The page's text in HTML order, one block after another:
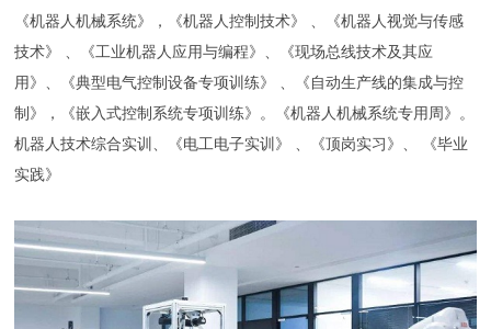
《机器人机械系统》，《机器人控制技术》 、《机器人视觉与传感
技术》 、《工业机器人应用与编程》、《现场总线技术及其应
用》、《典型电气控制设备专项训练》 、《自动生产线的集成与控
制》，《嵌入式控制系统专项训练》。《机器人机械系统专用周》。
机器人技术综合实训、《电工电子实训》 、《顶岗实习》、 《毕业
实践》